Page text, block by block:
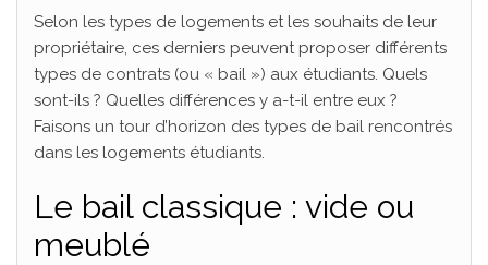
Selon les types de logements et les souhaits de leur
propriétaire, ces derniers peuvent proposer différents
types de contrats (ou « bail ») aux étudiants. Quels
sont-ils ? Quelles différences y a-t-il entre eux ?
Faisons un tour d’horizon des types de bail rencontrés
dans les logements étudiants.
Le bail classique : vide ou
meublé